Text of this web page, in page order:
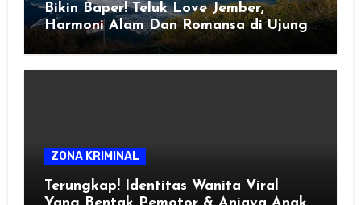
Bikin Baper! Teluk Love Jember,
Harmoni Alam Dan Romansa di Ujung
Selatan Jawa
ZONA KRIMINAL
Terungkap! Identitas Wanita Viral